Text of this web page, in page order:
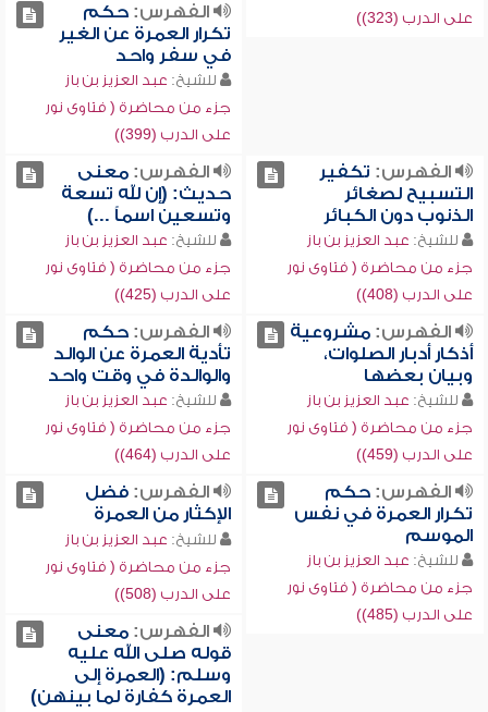
على الدرب (323))
الفهرس:حكم
تكرار العمرة عن الغير
في سفر واحد
للشيخ: عبد العزيز بن باز
جزء من محاضرة ( فتاوى نور
على الدرب (399))
الفهرس: تكفير
التسبيح لصغائر
الذنوب دون الكبائر
للشيخ: عبد العزيز بن باز
جزء من محاضرة ( فتاوى نور
على الدرب (408))
الفهرس:معنى
حديث: (إن لله تسعة
وتسعين اسماً ...)
للشيخ: عبد العزيز بن باز
جزء من محاضرة ( فتاوى نور
على الدرب (425))
الفهرس:مشروعية
أذكار أدبار الصلوات،
وبيان بعضها
للشيخ: عبد العزيز بن باز
جزء من محاضرة ( فتاوى نور
على الدرب (459))
الفهرس:حكم
تأدية العمرة عن الوالد
والوالدة في وقت واحد
للشيخ: عبد العزيز بن باز
جزء من محاضرة ( فتاوى نور
على الدرب (464))
الفهرس:حكم
تكرار العمرة في نفس
الموسم
للشيخ: عبد العزيز بن باز
جزء من محاضرة ( فتاوى نور
على الدرب (485))
الفهرس:فضل
الإكثار من العمرة
للشيخ: عبد العزيز بن باز
جزء من محاضرة ( فتاوى نور
على الدرب (508))
الفهرس:معنى
قوله صلى الله عليه
وسلم: (العمرة إلى
العمرة كفارة لما بينهن)